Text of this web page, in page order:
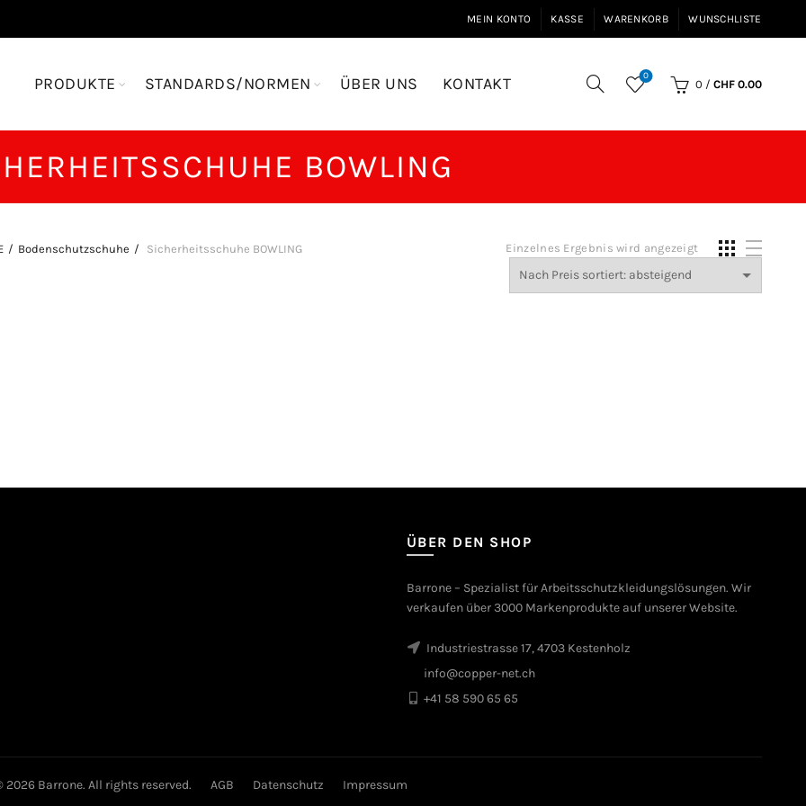
MEIN KONTO KASSE WARENKORB WUNSCHLISTE
PRODUKTE STANDARDS/NORMEN ÜBER UNS KONTAKT 0
0 / CHF0.00
BOWLING
Bodenschutzschuhe Sicherheitsschuhe BOWLING Einzelnes Ergebnis wird angezeigt
ÜBER DEN SHOP
Barrone – Spezialist für Arbeitsschutzkleidungslösungen. Wir
verkaufen über 3000 Markenprodukte auf unserer Website.
Industriestrasse 17, 4703 Kestenholz
info@copper-net.ch
+41 58 590 65 65
2026 Barrone. All rights reserved.AGB Datenschutz Impressum